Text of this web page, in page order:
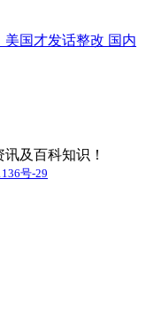
美国才发话整改 国内
及百科知识！
号-29